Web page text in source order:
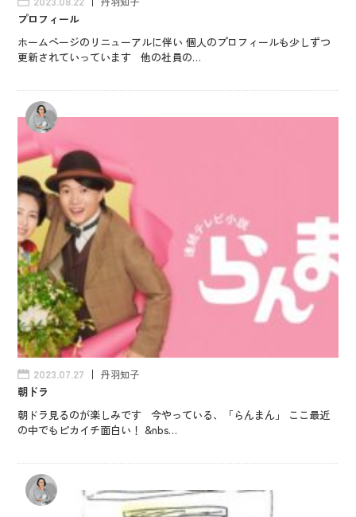
プロフィール
ホームページのリニューアルに伴い 個人のプロフィールも少しずつ
更新されていっています 他の社員の…
2023.07.27 丹羽知子
朝ドラ
朝ドラ見るのが楽しみです 今やっている、「らんまん」 ここ最近
の中でもピカイチ面白い！ &nbs…